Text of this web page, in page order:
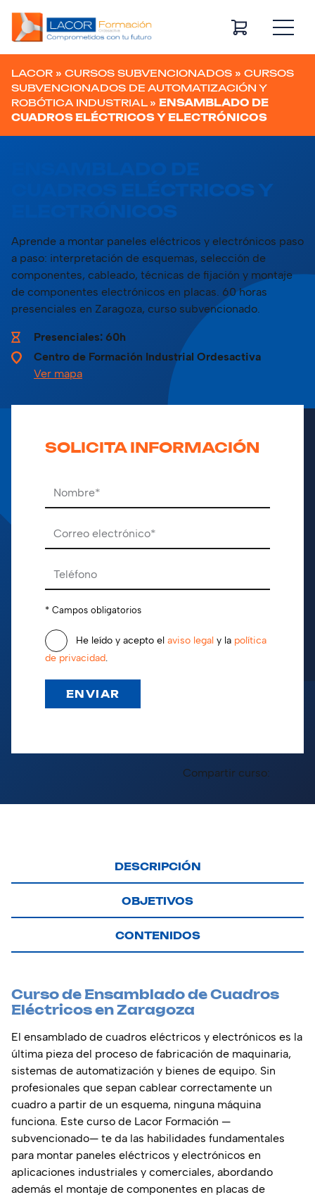
Navegación principal
LACOR » CURSOS SUBVENCIONADOS » CURSOS
SUBVENCIONADOS DE AUTOMATIZACIÓN Y
ROBÓTICA INDUSTRIAL» ENSAMBLADO DE
CUADROS ELÉCTRICOS Y ELECTRÓNICOS
ENSAMBLADO DE
CUADROS ELÉCTRICOS Y
ELECTRÓNICOS
Aprende a montar paneles eléctricos y electrónicos paso
a paso: interpretación de esquemas, selección de
componentes, cableado, técnicas de fijación y montaje
de componentes electrónicos en placas. 60 horas
presenciales en Zaragoza, curso subvencionado.
Presenciales: 60h
Centro de Formación Industrial Ordesactiva
Ver mapa
SOLICITA INFORMACIÓN
Por favor, deja este campo vacío.
* Campos obligatorios
He leído y acepto el aviso legal y la política
de privacidad.
Compartir curso:
DESCRIPCIÓN
OBJETIVOS
CONTENIDOS
Curso de Ensamblado de Cuadros
Eléctricos en Zaragoza
El ensamblado de cuadros eléctricos y electrónicos es la
última pieza del proceso de fabricación de maquinaria,
sistemas de automatización y bienes de equipo. Sin
profesionales que sepan cablear correctamente un
cuadro a partir de un esquema, ninguna máquina
funciona. Este curso de Lacor Formación —
subvencionado— te da las habilidades fundamentales
para montar paneles eléctricos y electrónicos en
aplicaciones industriales y comerciales, abordando
además el montaje de componentes en placas de